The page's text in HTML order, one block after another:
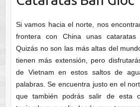
Si vamos hacia el norte, nos
frontera con China unas cataratas
Quizás no son las más altas del
tienen más extensión, pero
de Vietnam en estos saltos de
palabras. Se encuentra justo en el
que también podrás salir de esta